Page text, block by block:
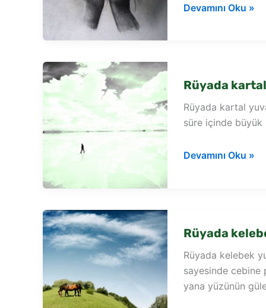
Rüyada
Devamını Oku »
Rüyada
Rüyada kartal
süre içinde büyük
Rüyada
Devamını Oku »
Rüyada
Rüyada kelebek
sayesinde cebine
yana yüzünün